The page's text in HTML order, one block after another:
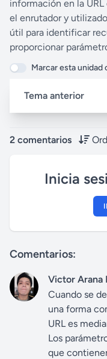
información en la
el enrutador y
útil para identificar
proporcionar
Marcar esta unidad
Tema anterior
2 comentarios
Inicia
Comentarios:
Victor Arana
Cuando se
una forma
URL es
Los
que